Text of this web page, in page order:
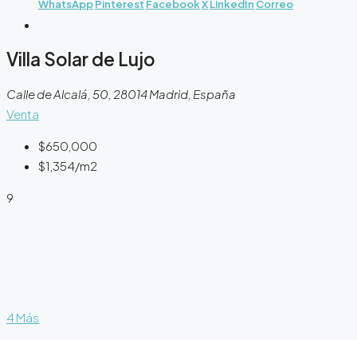
WhatsAppPinterest FacebookXLinkedIn Correo
Villa Solar de Lujo
Calle de Alcalá, 50, 28014 Madrid, España
Venta
$650,000
$1,354/m2
9
4 Más